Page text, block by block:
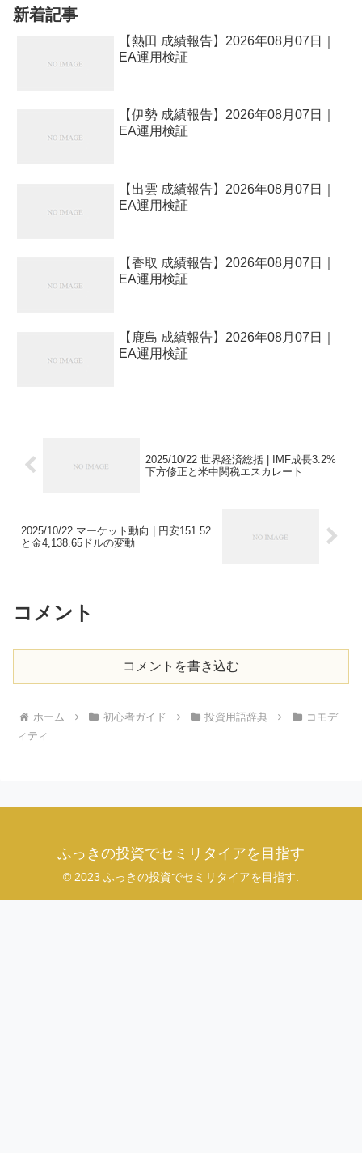
新着記事
【熱田 成績報告】2026年08月07日｜
EA運用検証
【伊勢 成績報告】2026年08月07日｜
EA運用検証
【出雲 成績報告】2026年08月07日｜
EA運用検証
【香取 成績報告】2026年08月07日｜
EA運用検証
【鹿島 成績報告】2026年08月07日｜
EA運用検証
2025/10/22 世界経済総括 | IMF成長3.2%
下方修正と米中関税エスカレート
2025/10/22 マーケット動向 | 円安151.52
と金4,138.65ドルの変動
コメント
コメントを書き込む
ホーム 初心者ガイド 投資用語辞典
コモデ
ィティ
ふっきの投資でセミリタイアを目指す
© 2023 ふっきの投資でセミリタイアを目指す.